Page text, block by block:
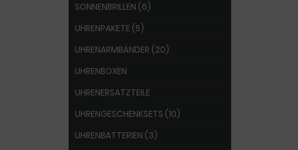
SONNENBRILLEN (6)
UHRENPAKETE (5)
UHRENARMBÄNDER (20)
UHRENBOXEN
UHRENERSATZTEILE
UHRENGESCHENKSETS (10)
UHRENBATTERIEN (3)